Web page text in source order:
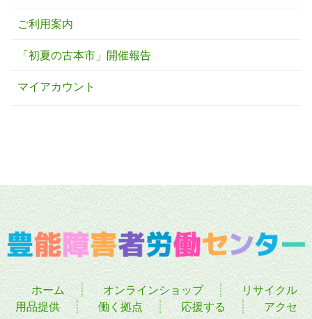
ご利用案内
「初夏の古本市」開催報告
マイアカウント
ホーム オンラインショップ
リサイクル
用品提供
働く拠点 応援する
アクセ